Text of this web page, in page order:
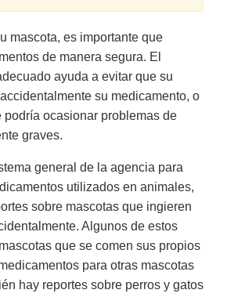
mascota, es importante que
de manera segura. El
ayuda a evitar que su
su medicamento, o
podría ocasionar problemas de
graves.
general de la agencia para
utilizados en animales,
sobre mascotas que ingieren
Algunos de estos
que se comen sus propios
para otras mascotas
hay reportes sobre perros y gatos